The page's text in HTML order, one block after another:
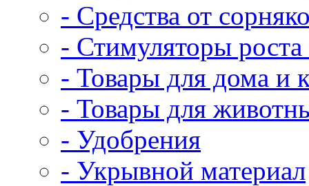
- Средства от
- Стимуляторы роста
- Товары для дома и
- Товары для
- Удобрения
- Укрывной материал